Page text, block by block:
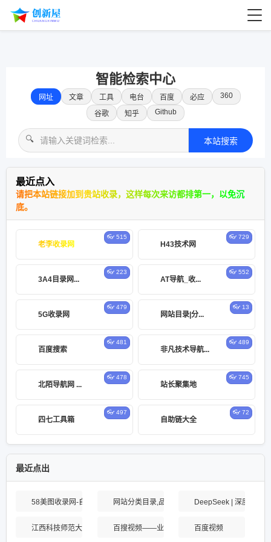
智能检索中心
网址 文章 工具 电台 百度 必应 360
谷歌 知乎 Github
🔍 本站搜索
最近点入
请把本站链接加到贵站收录，这样每次来访都排第一，以免沉
底。
👓 515
老李收录网
👓 729
H43技术网
👓 223
3A4目录网...
👓 552
AT导航_收...
👓 479
5G收录网
👓 13
网站目录|分...
👓 481
百度搜索
👓 489
非凡技术导航...
👓 478
北陌导航网 ...
👓 745
站长聚集地
👓 497
四七工具箱
👓 72
自助链大全
最近点出
58美图收录网-自动收录网站-流量交换-自动链网站分类目录,品牌网站提交,网站推广,网站目录
DeepSeek | 深度求索
江西科技师范大学 百搜视频——业界领先的中文视频搜索引擎之一
百度视频